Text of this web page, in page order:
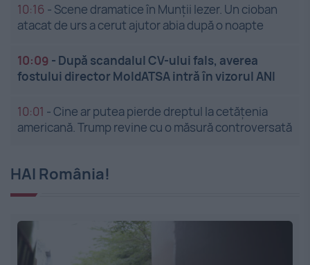
10:16 - Scene dramatice în Munții Iezer. Un cioban
atacat de urs a cerut ajutor abia după o noapte
10:09 - După scandalul CV-ului fals, averea
fostului director MoldATSA intră în vizorul ANI
10:01 -Cine ar putea pierde dreptul la cetățenia
americană. Trump revine cu o măsură controversată
HAI România!